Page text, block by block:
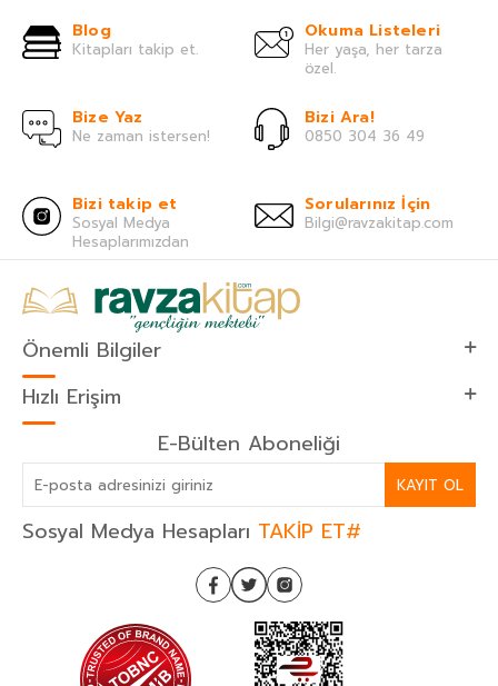
Blog
Kitapları takip et.
Okuma Listeleri
Her yaşa, her tarza
özel.
Bize Yaz
Ne zaman istersen!
Bizi Ara!
0850 304 36 49
Bizi takip et
Sosyal Medya
Hesaplarımızdan
Sorularınız İçin
Bilgi@ravzakitap.com
Önemli Bilgiler
Hızlı Erişim
E-Bülten Aboneliği
KAYIT OL
Sosyal Medya Hesapları TAKİP ET#